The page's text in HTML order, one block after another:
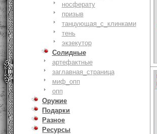
носферату
призыв
танцующая_с_клинками
тень
экзекутор
Солидные
артефактные
заглавная_страница
миф_опп
опп
Оружие
Подарки
Разное
Ресурсы